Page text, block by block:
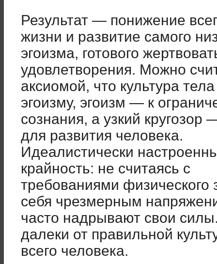
Результат — понижение
жизни и развитие самого
эгоизма, готового
удовлетворения. Можно
аксиомой, что культура
эгоизму, эгоизм — к
сознания, а узкий
для развития человека.
Идеалистически
крайность: не считаясь с
требованиями физического
себя чрезмерным
часто надрывают свои
далеки от правильной
всего человека.